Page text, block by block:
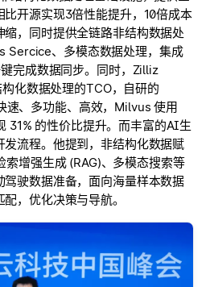
开源实现3倍性能提升，10倍成本
，同时提供全链路非结构数据处
Sercice、多模态数据处理，集成
完成数据同步。同时，Zilliz
化数据处理的TCO，自研的
、多功能、高效，Milvus 使用
31% 的性价比提升。而丰富的AI生
流程。他提到，非结构化数据赋
增强生成 (RAG)、多模态搜索等
驾驶数据准备，面向海量样本数据
，优化决策与导航。